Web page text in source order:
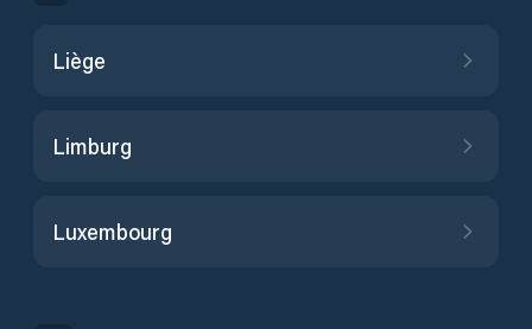
Liège
Limburg
Luxembourg